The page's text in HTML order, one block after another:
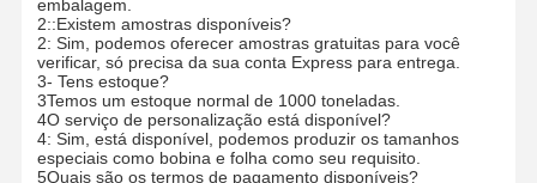
caixas de papel
Carreteira de papel
Gancho de papel
embalagem.
2::Existem amostras disponíveis?
2: Sim, podemos oferecer amostras gratuitas para você
verificar, só precisa da sua conta Express para entrega.
3- Tens estoque?
3Temos um estoque normal de 1000 toneladas.
4O serviço de personalização está disponível?
4: Sim, está disponível, podemos produzir os tamanhos
especiais como bobina e folha como seu requisito.
5Quais são os termos de pagamento disponíveis?